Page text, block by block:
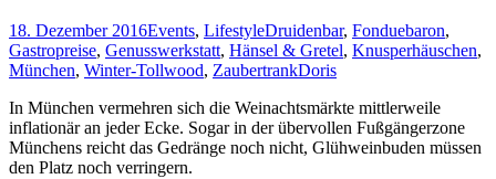
18. Dezember 2016Events, LifestyleDruidenbar, Fonduebaron,
Gastropreise, Genusswerkstatt, Hänsel & Gretel, Knusperhäuschen,
München, Winter-Tollwood, ZaubertrankDoris
In München vermehren sich die Weinachtsmärkte mittlerweile
inflationär an jeder Ecke. Sogar in der übervollen Fußgängerzone
Münchens reicht das Gedränge noch nicht, Glühweinbuden müssen
den Platz noch verringern.